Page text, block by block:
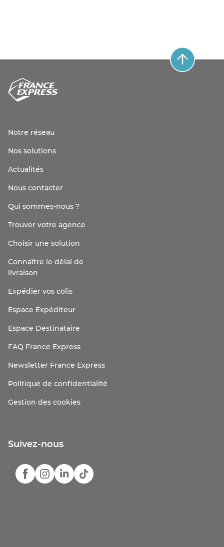
Notre réseau
Nos solutions
Actualités
Nous contacter
Qui sommes-nous ?
Trouver votre agence
Choisir une solution
Connaître le délai de
livraison
Expédier vos colis
Espace Expéditeur
Espace Destinataire
FAQ France Express
Newsletter France Express
Politique de confidentialité
Gestion des cookies
Suivez-nous